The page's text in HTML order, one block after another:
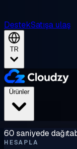
DestekSatışa ulaş
TR
Ürünler
60 saniyede
HESAPLA